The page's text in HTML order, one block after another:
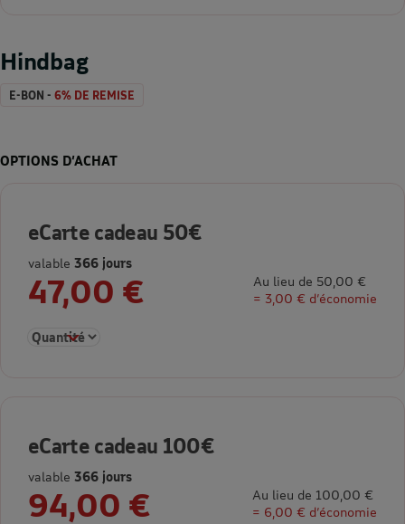
Hindbag
E-BON - 6% DE REMISE
OPTIONS D’ACHAT
eCarte cadeau 50€
valable 366 jours
47,00 €
Au lieu de 50,00 €
= 3,00 € d’économie
Sélectionner la quantité pour eCarte cadeau 50€
eCarte cadeau 100€
valable 366 jours
94,00 €
Au lieu de 100,00 €
= 6,00 € d’économie